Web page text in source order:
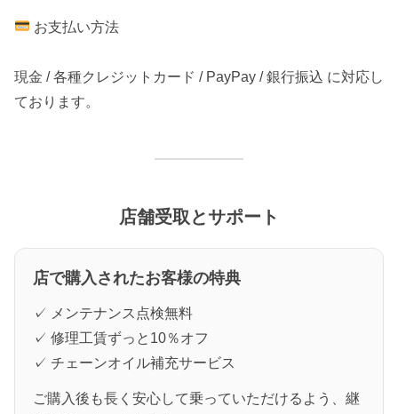
お支払い方法
現金 / 各種クレジットカード / PayPay / 銀行振込 に対応し
ております。
店舗受取とサポート
店で購入されたお客様の特典
✓ メンテナンス点検無料
✓ 修理工賃ずっと10％オフ
✓ チェーンオイル補充サービス
ご購入後も長く安心して乗っていただけるよう、継